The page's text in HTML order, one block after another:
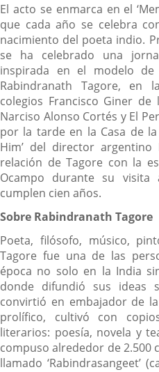
El acto se enmarca en el
que cada año se celebra
nacimiento del poeta indio.
se ha celebrado una
inspirada en el modelo
Rabindranath Tagore, en
colegios Francisco Giner de
Narciso Alonso Cortés y El
por la tarde en la Casa de
Him’ del director
relación de Tagore con la
Ocampo durante su
cumplen cien años.
Sobre Rabindranath Tagore
Poeta, filósofo, músico,
Tagore fue una de las
época no solo en la India
donde difundió sus ideas
convirtió en embajador de
prolífico, cultivó con
literarios: poesía, novela y
compuso alrededor de 2.500
llamado ‘Rabindrasangeet’